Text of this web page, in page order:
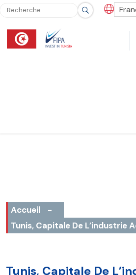
Accueil
-
Tunis, Capitale De L’industrie
Tunis, Capitale De